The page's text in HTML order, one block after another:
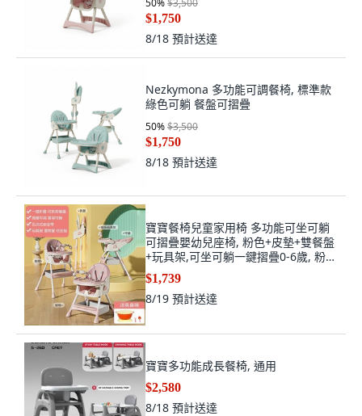
50%$3,500
$1,750
8/18 預計送達
Nezkymona 多功能可調餐椅, 標準款
綠色可躺 餐盤可摺疊
50%$3,500
$1,750
8/18 預計送達
寶寶餐椅兒童家用椅 多功能可坐可躺
可摺疊嬰幼兒座椅, 粉色+皮墊+雙餐盤
+玩具架,可坐可躺一鍵摺疊0-6歲, 粉
色, 皮墊雙盤玩具架
$1,739
8/19 預計送達
寶寶多功能成長餐椅, 通用
$2,580
8/18 預計送達